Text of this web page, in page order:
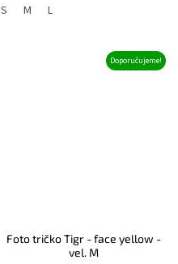
S M L
Doporučujeme!
Foto tričko Tigr - face yellow -
vel. M